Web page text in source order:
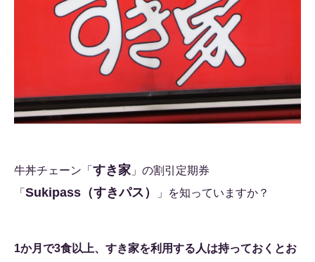
牛丼チェーン「 すき家 」の割引定期券
「 Sukipass（すきパス） 」を知っていますか？
1か月で3食以上、すき家を利用する人は持っておくとお